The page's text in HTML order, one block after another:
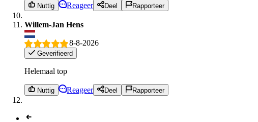
Nuttig Reageer Deel Rapporteer
Willem-Jan Hens
8-8-2026
Geverifieerd
Helemaal top
Nuttig Reageer Deel Rapporteer